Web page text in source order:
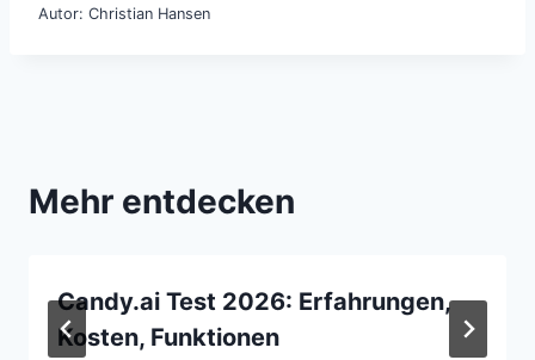
Autor: Christian Hansen
Mehr entdecken
Candy.ai Test 2026: Erfahrungen,
Kosten, Funktionen